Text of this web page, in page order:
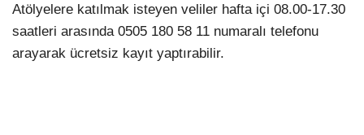
Atölyelere katılmak isteyen veliler hafta içi 08.00-17.30
saatleri arasında 0505 180 58 11 numaralı telefonu
arayarak ücretsiz kayıt yaptırabilir.